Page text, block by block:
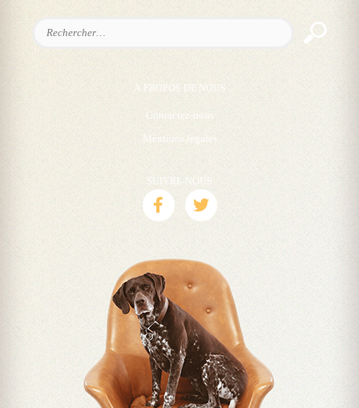
Rechercher :
À PROPOS DE NOUS
Contactez-nous
Mentions legales
SUIVRE-NOUS